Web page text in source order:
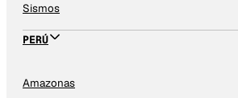
Sismos
PERÚ
Amazonas